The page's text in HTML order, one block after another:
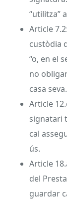
“utilitza”
Article
custòdia
“o, en el
no
casa seva.
Article
signatari
cal
ús.
Article
del
guardar